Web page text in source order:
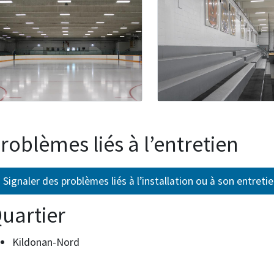
liés à l’entretien
Signaler des problèmes liés à l’installation ou à son
Kildonan-Nord